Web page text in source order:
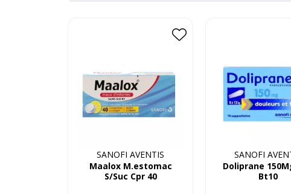
SANOFI AVENTIS
Maalox M.estomac
S/Suc Cpr 40
SANOFI
Doliprane
Bt10